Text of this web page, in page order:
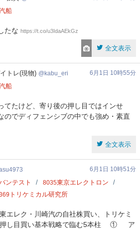
船
たな https://t.co/u3IdaAEkGz
全文表示
トレ(現物) kabu_eri
6月1日 10時55分
船
てたけど、寄り後の押し目ではインせ
でディフェンシブの中でも強め・素直
全文表示
6月1日 10時51分
ンテスト 8035東京エレクトロン
トリケミカル研究所
レク・川崎汽の自社株買い、トリケミ
押し目買い基本戦略で臨む5本柱 ① ア